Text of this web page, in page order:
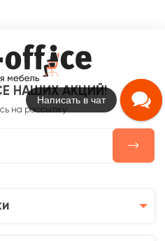
НАШИХ АКЦИЙ!
на рассылку
Написать в чат